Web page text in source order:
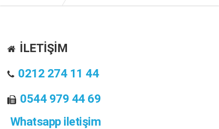
İLETİŞİM
0212 274 11 44
0544 979 44 69
Whatsapp iletişim